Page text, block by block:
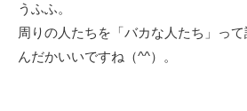
うふふ。
周りの人たちを「バカな人たち」っ
んだかいいですね（^^）。